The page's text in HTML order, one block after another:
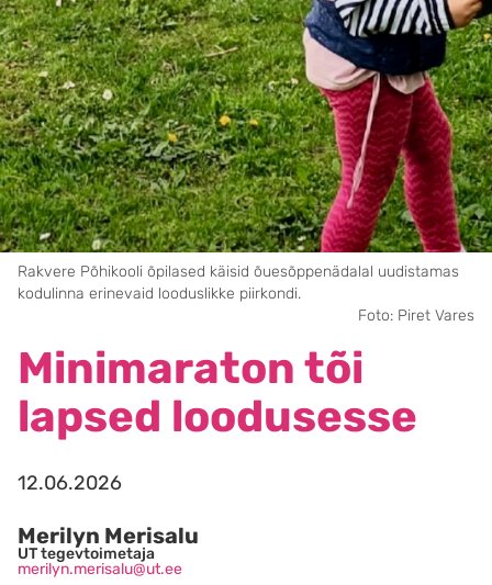
Rakvere Põhikooli õpilased käisid õuesõppenädalal uudistamas
kodulinna erinevaid looduslikke piirkondi.
Foto: Piret Vares
Minimaraton tõi
lapsed loodusesse
12.06.2026
Merilyn Merisalu
UT tegevtoimetaja
merilyn.merisalu@ut.ee